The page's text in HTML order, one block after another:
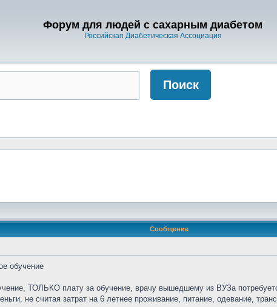
Форум для людей с сахарным диабетом
Российская Диабетическая Ассоциация
Сообщение
обучение
ТОЛЬКО плату за обучение, врачу вышедшему из ВУЗа
не считая затрат на 6 летнее проживание, питание, одевание,